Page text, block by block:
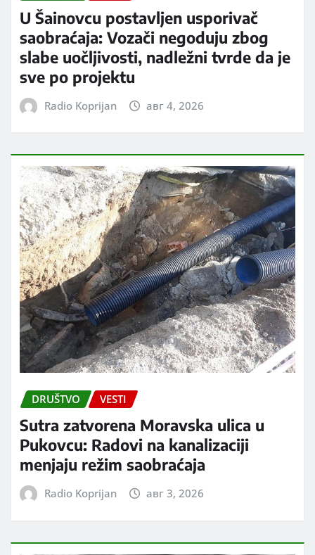
U Šainovcu postavljen usporivač
saobraćaja: Vozači negoduju zbog
slabe uočljivosti, nadležni tvrde da je
sve po projektu
Radio Koprijan авг 4, 2026
DRUŠTVO VESTI
Sutra zatvorena Moravska ulica u
Pukovcu: Radovi na kanalizaciji
menjaju režim saobraćaja
Radio Koprijan авг 3, 2026